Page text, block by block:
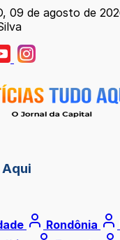
09 de agosto de
Rondônia